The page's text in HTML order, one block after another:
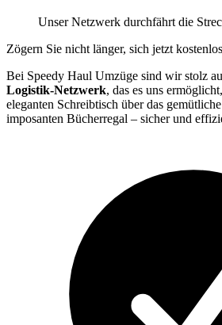
Unser Netzwerk durchfährt die
Zögern Sie nicht länger, sich jetzt
Bei Speedy Haul Umzüge sind wir stolz
Logistik-Netzwerk, das es uns
eleganten Schreibtisch über das
imposanten Bücherregal – sicher und